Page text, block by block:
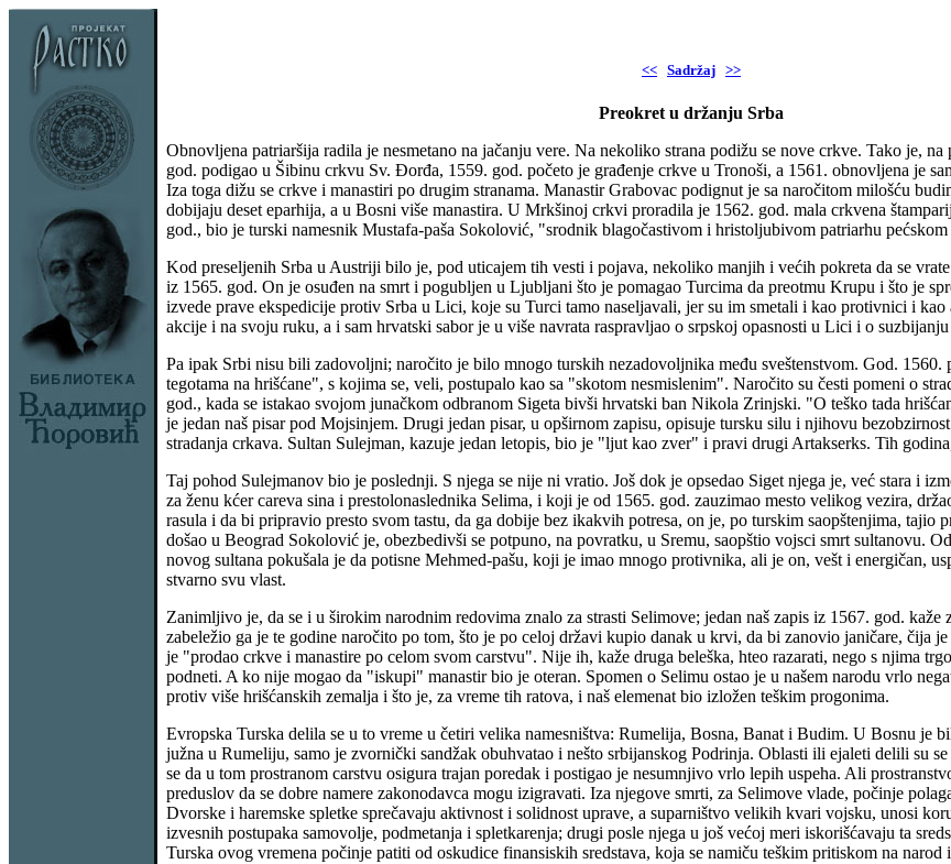
<< Sadržaj >>
Preokret u držanju Srba
Obnovljena patriaršija radila je nesmetano na jačanju vere. Na nekoliko strana podižu se nove crkve. Tako je,
god. podigao u Šibinu crkvu Sv. Đorđa, 1559. god. početo je građenje crkve u Tronoši, a 1561. obnovljena je
Iza toga dižu se crkve i manastiri po drugim stranama. Manastir Grabovac podignut je sa naročitom milošću
dobijaju deset eparhija, a u Bosni više manastira. U Mrkšinoj crkvi proradila je 1562. god. mala crkvena
god., bio je turski namesnik Mustafa-paša Sokolović, "srodnik blagočastivom i hristoljubivom patriarhu
Kod preseljenih Srba u Austriji bilo je, pod uticajem tih vesti i pojava, nekoliko manjih i većih pokreta da se
iz 1565. god. On je osuđen na smrt i pogubljen u Ljubljani što je pomagao Turcima da preotmu Krupu i što je
izvede prave ekspedicije protiv Srba u Lici, koje su Turci tamo naseljavali, jer su im smetali i kao protivnici i
akcije i na svoju ruku, a i sam hrvatski sabor je u više navrata raspravljao o srpskoj opasnosti u Lici i o
Pa ipak Srbi nisu bili zadovoljni; naročito je bilo mnogo turskih nezadovoljnika među sveštenstvom. God.
tegotama na hrišćane", s kojima se, veli, postupalo kao sa "skotom nesmislenim". Naročito su česti pomeni o
god., kada se istakao svojom junačkom odbranom Sigeta bivši hrvatski ban Nikola Zrinjski. "O teško tada
je jedan naš pisar pod Mojsinjem. Drugi jedan pisar, u opširnom zapisu, opisuje tursku silu i njihovu
stradanja crkava. Sultan Sulejman, kazuje jedan letopis, bio je "ljut kao zver" i pravi drugi Artakserks. Tih
Taj pohod Sulejmanov bio je poslednji. S njega se nije ni vratio. Još dok je opsedao Siget njega je, već stara i
za ženu kćer careva sina i prestolonaslednika Selima, i koji je od 1565. god. zauzimao mesto velikog vezira,
rasula i da bi pripravio presto svom tastu, da ga dobije bez ikakvih potresa, on je, po turskim saopštenjima,
došao u Beograd Sokolović je, obezbedivši se potpuno, na povratku, u Sremu, saopštio vojsci smrt sultanovu.
novog sultana pokušala je da potisne Mehmed-pašu, koji je imao mnogo protivnika, ali je on, vešt i energičan,
stvarno svu vlast.
Zanimljivo je, da se i u širokim narodnim redovima znalo za strasti Selimove; jedan naš zapis iz 1567. god.
zabeležio ga je te godine naročito po tom, što je po celoj državi kupio danak u krvi, da bi zanovio janičare, čija
je "prodao crkve i manastire po celom svom carstvu". Nije ih, kaže druga beleška, hteo razarati, nego s njima
podneti. A ko nije mogao da "iskupi" manastir bio je oteran. Spomen o Selimu ostao je u našem narodu vrlo
protiv više hrišćanskih zemalja i što je, za vreme tih ratova, i naš elemenat bio izložen teškim progonima.
Evropska Turska delila se u to vreme u četiri velika namesništva: Rumelija, Bosna, Banat i Budim. U Bosnu je
južna u Rumeliju, samo je zvornički sandžak obuhvatao i nešto srbijanskog Podrinja. Oblasti ili ejaleti delili su
se da u tom prostranom carstvu osigura trajan poredak i postigao je nesumnjivo vrlo lepih uspeha. Ali
preduslov da se dobre namere zakonodavca mogu izigravati. Iza njegove smrti, za Selimove vlade, počinje
Dvorske i haremske spletke sprečavaju aktivnost i solidnost uprave, a suparništvo velikih kvari vojsku, unosi
izvesnih postupaka samovolje, podmetanja i spletkarenja; drugi posle njega u još većoj meri iskorišćavaju ta
Turska ovog vremena počinje patiti od oskudice finansiskih sredstava, koja se namiču teškim pritiskom na narod